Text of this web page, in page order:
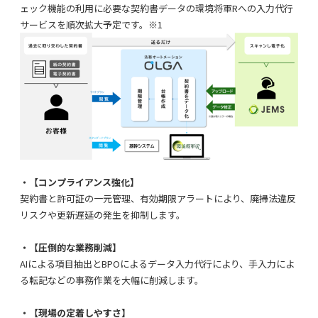
ェック機能の利用に必要な契約書データの環境将軍Rへの入力代行
サービスを順次拡大予定です。※1
・
【コンプライアンス強化】
契約書と許可証の一元管理、有効期限アラートにより、廃掃法違反
リスクや更新遅延の発生を抑制します。
・
【圧倒的な業務削減】
AIによる項目抽出とBPOによるデータ入力代行により、 手入力によ
る転記などの事務作業を大幅に削減します。
・
【現場の定着しやすさ】